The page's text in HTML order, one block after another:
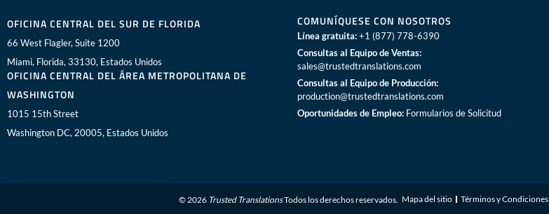
OFICINA CENTRAL DEL SUR DE FLORIDA
66 West Flagler, Suite 1200
Miami, Florida, 33130, Estados Unidos
OFICINA CENTRAL DEL ÁREA METROPOLITANA DE
WASHINGTON
1015 15th Street
Washington DC, 20005, Estados Unidos
COMUNÍQUESE CON NOSOTROS
Línea gratuita: +1 (877) 778-6390
Consultas al Equipo de Ventas:
sales@trustedtranslations.com
Consultas al Equipo de Producción:
production@trustedtranslations.com
Oportunidades de Empleo: Formularios de Solicitud
© 2026 Trusted TranslationsTodos los derechos reservados. Mapa del sitio Términos y Condiciones